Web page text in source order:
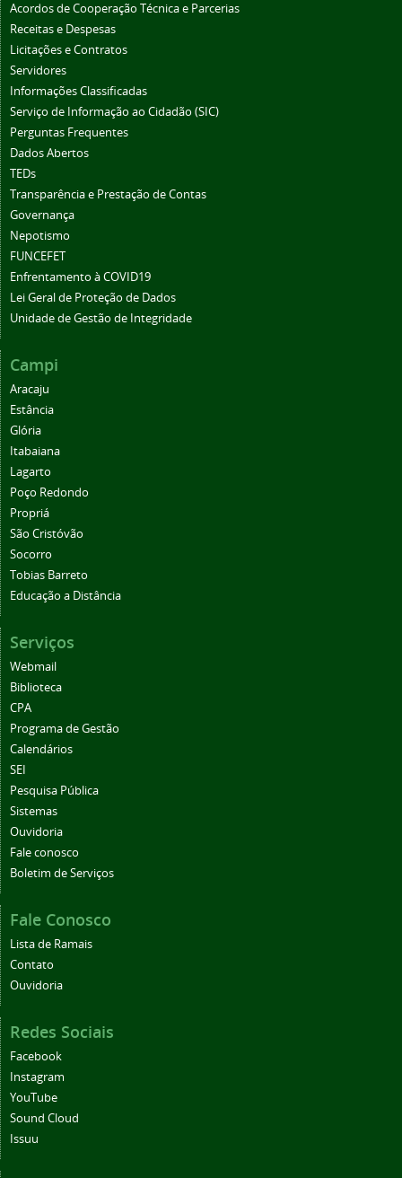
Acordos de Cooperação Técnica e Parcerias
Receitas e Despesas
Licitações e Contratos
Servidores
Informações Classificadas
Serviço de Informação ao Cidadão (SIC)
Perguntas Frequentes
Dados Abertos
TEDs
Transparência e Prestação de Contas
Governança
Nepotismo
FUNCEFET
Enfrentamento à COVID19
Lei Geral de Proteção de Dados
Unidade de Gestão de Integridade
Campi
Aracaju
Estância
Glória
Itabaiana
Lagarto
Poço Redondo
Propriá
São Cristóvão
Socorro
Tobias Barreto
Educação a Distância
Serviços
Webmail
Biblioteca
CPA
Programa de Gestão
Calendários
SEI
Pesquisa Pública
Sistemas
Ouvidoria
Fale conosco
Boletim de Serviços
Fale Conosco
Lista de Ramais
Contato
Ouvidoria
Redes Sociais
Facebook
Instagram
YouTube
Sound Cloud
Issuu